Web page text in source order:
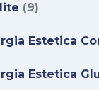
(9)
Estetica
Estetica